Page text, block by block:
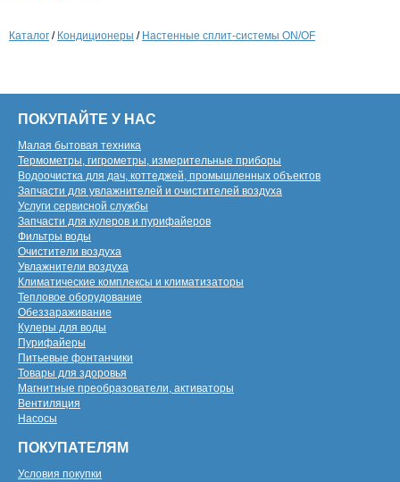
Каталог / Кондиционеры / Настенные сплит-системы ON/OF
ПОКУПАЙТЕ У НАС
Малая бытовая техника
Термометры, гигрометры, измерительные приборы
Водоочистка для дач, коттеджей, промышленных объектов
Запчасти для увлажнителей и очистителей воздуха
Услуги сервисной службы
Запчасти для кулеров и пурифайеров
Фильтры воды
Очистители воздуха
Увлажнители воздуха
Климатические комплексы и климатизаторы
Тепловое оборудование
Обеззараживание
Кулеры для воды
Пурифайеры
Питьевые фонтанчики
Товары для здоровья
Магнитные преобразователи, активаторы
Вентиляция
Насосы
ПОКУПАТЕЛЯМ
Условия покупки